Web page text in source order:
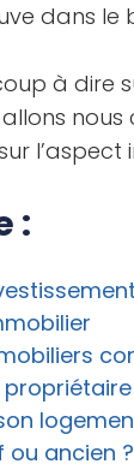
dans le
à dire
l’aspect
:
ou ancien ?